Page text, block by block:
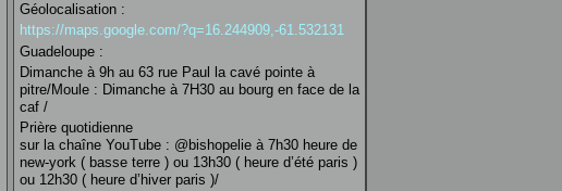
Géolocalisation :
https://maps.google.com/?q=16.244909,-61.532131
Guadeloupe :
Dimanche à 9h au 63 rue Paul la cavé pointe à
pitre/Moule : Dimanche à 7H30 au bourg en face de la
caf /
Prière quotidienne
sur la chaîne YouTube : @bishopelie à 7h30 heure de
new-york ( basse terre ) ou 13h30 ( heure d’été paris )
ou 12h30 ( heure d’hiver paris )/